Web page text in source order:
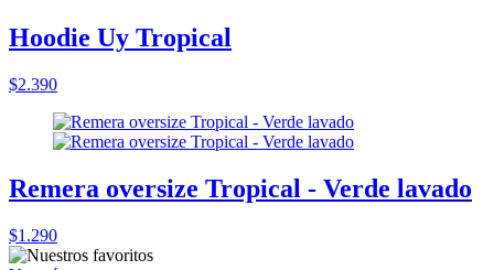
Hoodie Uy Tropical
$2.390
Remera oversize Tropical - Verde lavado
$1.290